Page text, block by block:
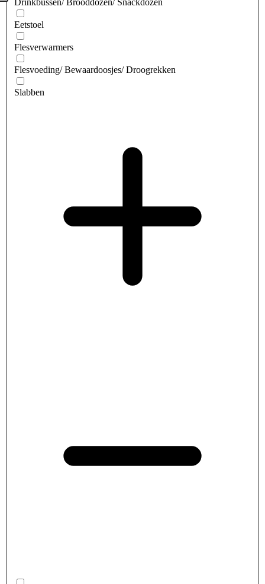
Drinkbussen/ Brooddozen/ Snackdozen
Eetstoel
Flesverwarmers
Flesvoeding/ Bewaardoosjes/ Droogrekken
Slabben